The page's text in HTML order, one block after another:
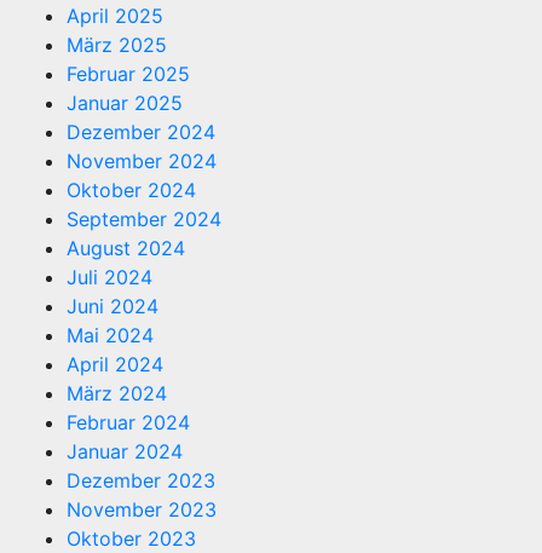
April 2025
März 2025
Februar 2025
Januar 2025
Dezember 2024
November 2024
Oktober 2024
September 2024
August 2024
Juli 2024
Juni 2024
Mai 2024
April 2024
März 2024
Februar 2024
Januar 2024
Dezember 2023
November 2023
Oktober 2023